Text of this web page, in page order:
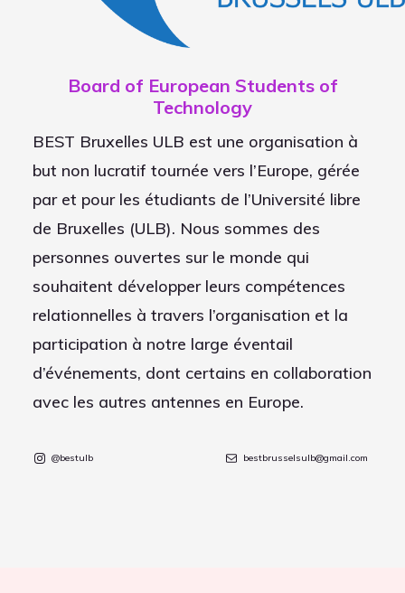
Board of European Students of
Technology
BEST Bruxelles ULB est une organisation à
but non lucratif tournée vers l’Europe, gérée
par et pour les étudiants de l’Université libre
de Bruxelles (ULB). Nous sommes des
personnes ouvertes sur le monde qui
souhaitent développer leurs compétences
relationnelles à travers l’organisation et la
participation à notre large éventail
d’événements, dont certains en collaboration
avec les autres antennes en Europe.
@bestulb bestbrusselsulb@gmail.com